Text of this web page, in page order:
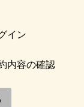
イン
内容の確認